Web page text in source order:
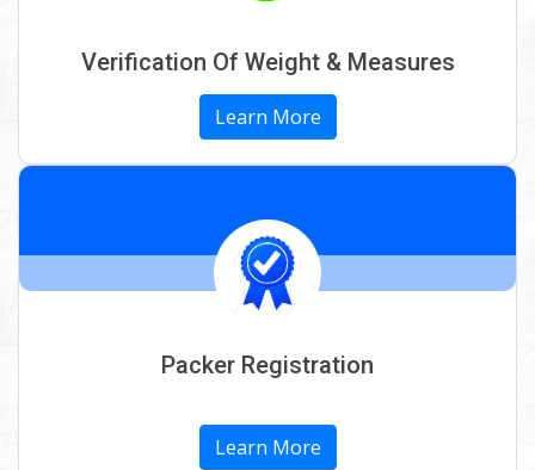
- 21-02-2026
नियंत्रक महोदय के निर्देशानुसार संयुक्‍त जांच दल
विधिक मापविज्ञान रायपुर द्वारा श्री मेघामार्ट बिरगॉव
रायपुर का आकस्मिक निरीक्षण/जांच करते हुए -
सहायक नियंत्रक एवं निरीक्षक विधिक मापविज्ञान
संयुक्‍त टीम द्वारा बिरगॉव रायपुर में ज्‍वेलरी शॉप का
आकस्मिक निरीक्षण करते हुए - 24-11-2025
रायपुर द्वारा मेसर्स सपना स्‍टील भनपुरी सरोरा
रायपुर में वेब्रिज का आकस्‍मिक निरीक्षण/जांच
राज्‍योत्‍सव कार्यक्रम मे माननीय खाद्य मंत्री महोदय
Verification Of Weight & Measures
Learn More
Packer Registration
Learn More